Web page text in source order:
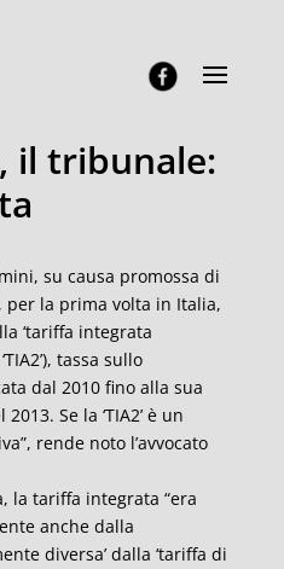
il tribunale:
su causa promossa di
per la prima volta in Italia,
‘tariffa integrata
tassa sullo
dal 2010 fino alla sua
Se la ‘TIA2’ è un
rende noto l’avvocato
la tariffa integrata “era
anche dalla
diversa’ dalla ‘tariffa di